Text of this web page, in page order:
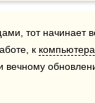
тот начинает
к